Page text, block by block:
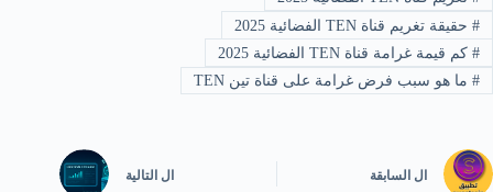
#حقيقة تغريم قناة TEN الفضائية 2025
#كم قيمة غرامة قناة TEN الفضائية 2025
#ما هو سبب فرض غرامة على قناة تين TEN
ال السابقة ال التالية